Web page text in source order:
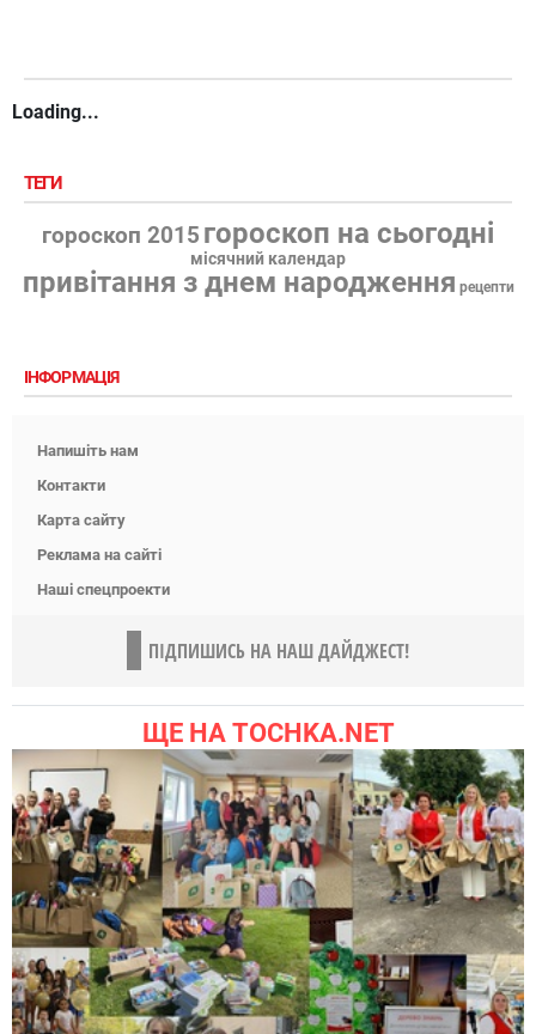
Loading...
ТЕГИ
гороскоп 2015 гороскоп на сьогодні
місячний календар
привітання з днем народження рецепти
ІНФОРМАЦІЯ
Напишіть нам
Контакти
Карта сайту
Реклама на сайті
Наші спецпроекти
ПІДПИШИСЬ НА НАШ ДАЙДЖЕСТ!
ЩЕ НА TOCHKA.NET